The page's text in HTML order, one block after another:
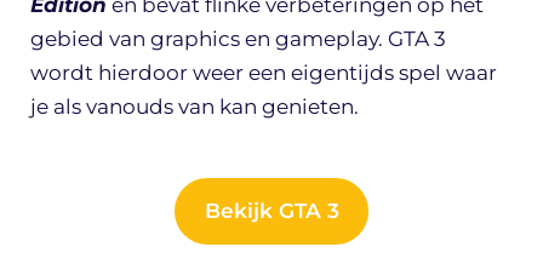
gebied van graphics en gameplay. GTA 3
wordt hierdoor weer een eigentijds spel waar
je als vanouds van kan genieten.
Bekijk GTA 3